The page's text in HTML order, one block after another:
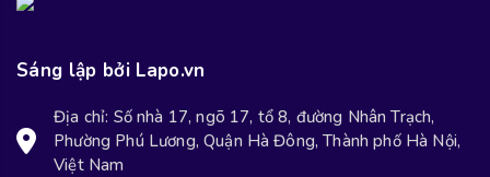
Sáng lập bởi Lapo.vn
Địa chỉ: Số nhà 17, ngõ 17, tổ 8, đường Nhân Trạch,
Phường Phú Lương, Quận Hà Đông, Thành phố Hà Nội,
Việt Nam